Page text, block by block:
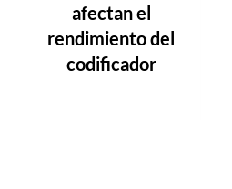
afectan el
rendimiento del
codificador